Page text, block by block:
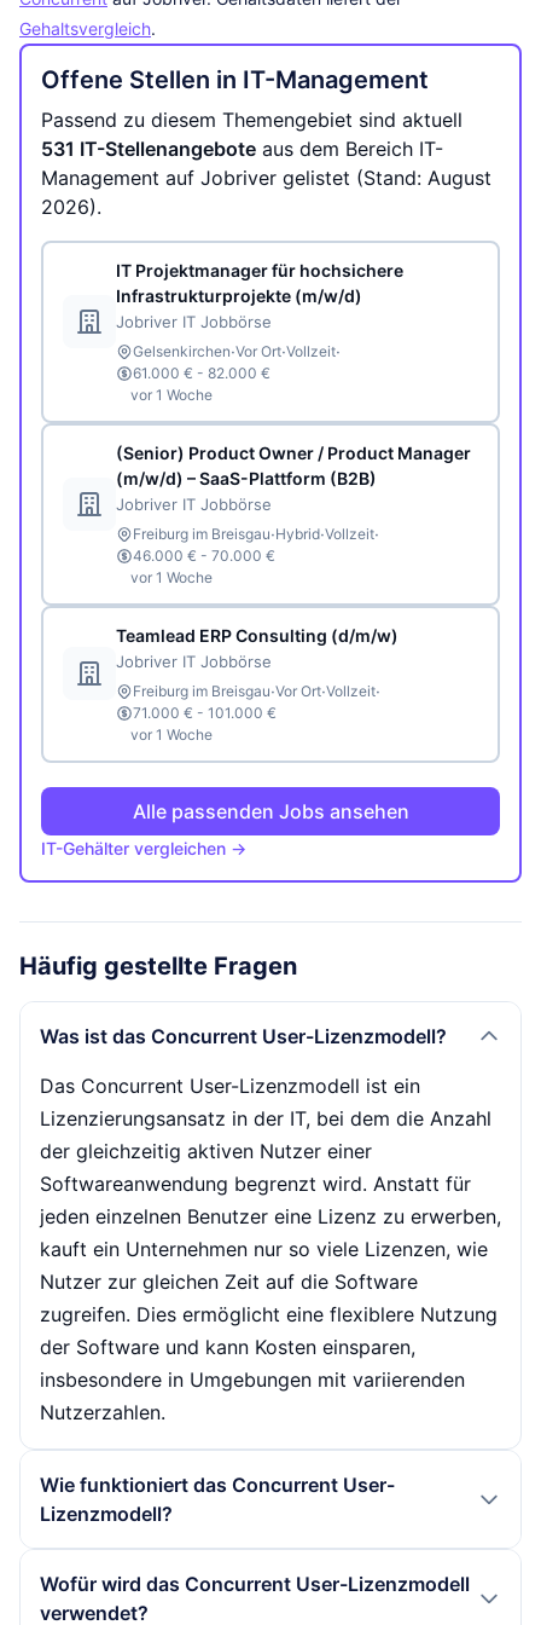
Gehaltsvergleich.
Offene Stellen in IT-Management
Passend zu diesem Themengebiet sind aktuell
531 IT-Stellenangebote aus dem Bereich IT-
Management auf Jobriver gelistet (Stand: August
2026).
IT Projektmanager für hochsichere
Infrastrukturprojekte (m/w/d)
Jobriver IT Jobbörse
Gelsenkirchen·Vor Ort·Vollzeit·
61.000 € - 82.000 €
vor 1 Woche
(Senior) Product Owner / Product Manager
(m/w/d) – SaaS-Plattform (B2B)
Jobriver IT Jobbörse
Freiburg im Breisgau·Hybrid·Vollzeit·
46.000 € - 70.000 €
vor 1 Woche
Teamlead ERP Consulting (d/m/w)
Jobriver IT Jobbörse
Freiburg im Breisgau·Vor Ort·Vollzeit·
71.000 € - 101.000 €
vor 1 Woche
Alle passenden Jobs ansehen
IT-Gehälter vergleichen →
Häufig gestellte Fragen
Was ist das Concurrent User-Lizenzmodell?
Das Concurrent User-Lizenzmodell ist ein
Lizenzierungsansatz in der IT, bei dem die Anzahl
der gleichzeitig aktiven Nutzer einer
Softwareanwendung begrenzt wird. Anstatt für
jeden einzelnen Benutzer eine Lizenz zu erwerben,
kauft ein Unternehmen nur so viele Lizenzen, wie
Nutzer zur gleichen Zeit auf die Software
zugreifen. Dies ermöglicht eine flexiblere Nutzung
der Software und kann Kosten einsparen,
insbesondere in Umgebungen mit variierenden
Nutzerzahlen.
Wie funktioniert das Concurrent User-
Lizenzmodell?
gleichzeitige Nutzung einer Software durch
Wofür wird das Concurrent User-Lizenzmodell
verwendet?